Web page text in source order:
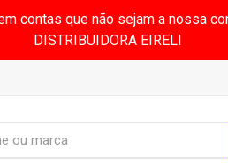
contas que não sejam a nossa
DISTRIBUIDORA EIRELI